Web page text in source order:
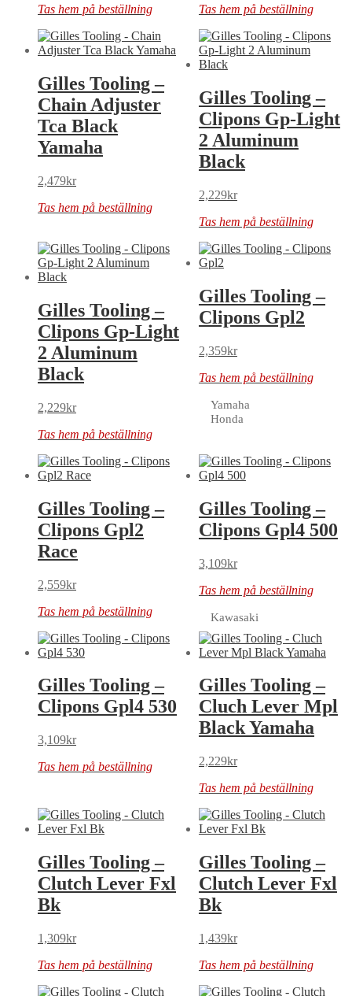
Tas hem på beställning Tas hem på beställning
Gilles Tooling –
Chain Adjuster
Tca Black
Yamaha
2,479kr
Tas hem på beställning
Gilles Tooling –
Clipons Gp-Light
2 Aluminum
Black
2,229kr
Tas hem på beställning
Gilles Tooling –
Clipons Gp-Light
2 Aluminum
Black
2,229kr
Tas hem på beställning
Gilles Tooling –
Clipons Gpl2
2,359kr
Tas hem på beställning
Gilles Tooling –
Clipons Gpl2
Race
2,559kr
Tas hem på beställning
Gilles Tooling –
Clipons Gpl4 500
3,109kr
Tas hem på beställning
Gilles Tooling –
Clipons Gpl4 530
3,109kr
Tas hem på beställning
Gilles Tooling –
Cluch Lever Mpl
Black Yamaha
2,229kr
Tas hem på beställning
Gilles Tooling –
Clutch Lever Fxl
Bk
1,309kr
Tas hem på beställning
Gilles Tooling –
Clutch Lever Fxl
Bk
1,439kr
Tas hem på beställning
Yamaha
Honda
Kawasaki